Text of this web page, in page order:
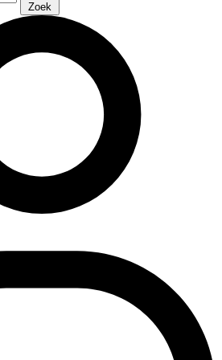
Zoek